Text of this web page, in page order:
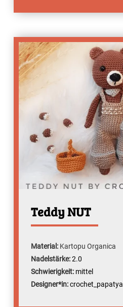
Teddy NUT
Material: Kartopu Organica
Nadelstärke:2.0
Schwierigkeit: mittel
Designer*in:crochet_papatya